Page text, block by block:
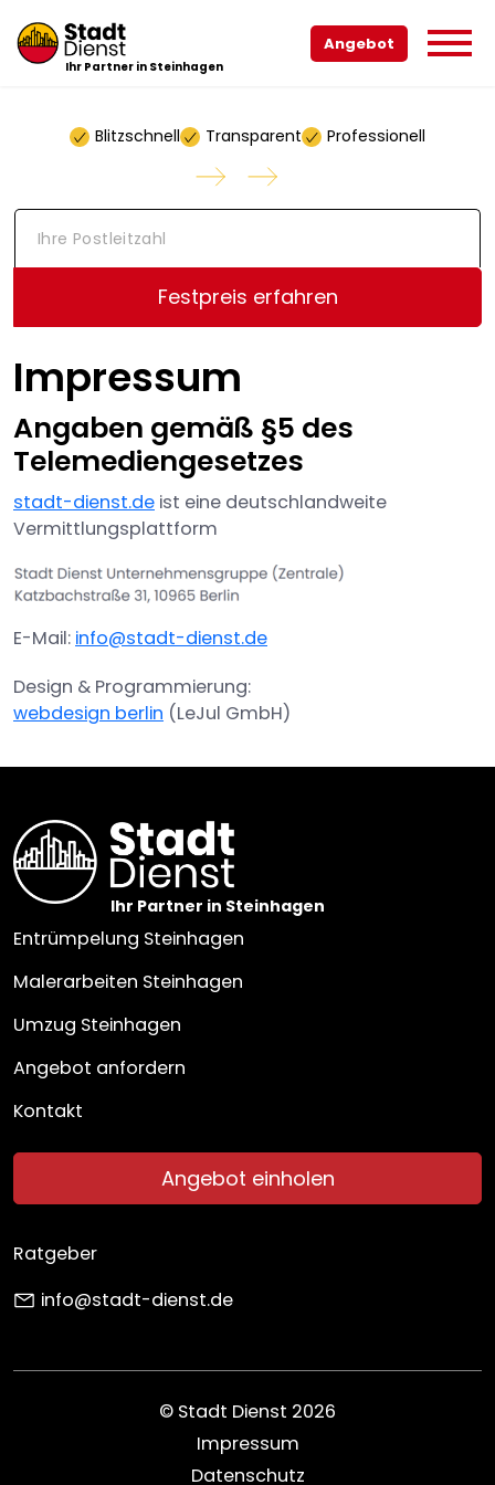
Ihr Partner in Steinhagen
Angebot
Blitzschnell Transparent Professionell
I
o
t
l
i
t
z
a
h
l
Festpreis erfahren
Impressum
Angaben gemäß §5 des
Telemediengesetzes
stadt-dienst.de ist eine deutschlandweite
Vermittlungsplattform
E-Mail: info@stadt-dienst.de
Design & Programmierung:
webdesign berlin (LeJul GmbH)
Ihr Partner in Steinhagen
Entrümpelung Steinhagen
Malerarbeiten Steinhagen
Umzug Steinhagen
Angebot anfordern
Kontakt
Angebot einholen
Ratgeber
info@stadt-dienst.de
© Stadt Dienst 2026
Impressum
Datenschutz